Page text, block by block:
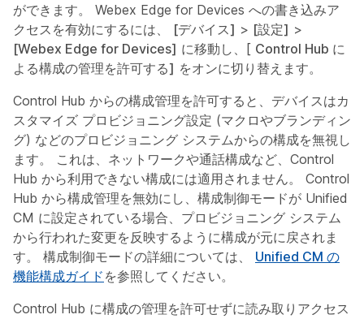
ができます。 Webex Edge for Devices への書き込みア
クセスを有効にするには、 [デバイス] > [設定] >
[Webex Edge for Devices] に移動し、[ Control Hub に
よる構成の管理を許可する] をオンに切り替えます。
Control Hub からの構成管理を許可すると、デバイスはカ
スタマイズ プロビジョニング設定 (マクロやブランディン
グ) などのプロビジョニング システムからの構成を無視し
ます。 これは、ネットワークや通話構成など、Control
Hub から利用できない構成には適用されません。 Control
Hub から構成管理を無効にし、構成制御モードが Unified
CM に設定されている場合、プロビジョニング システム
から行われた変更を反映するように構成が元に戻されま
す。 構成制御モードの詳細については、 Unified CM の
機能構成ガイド を参照してください。
Control Hub に構成の管理を許可せずに読み取りアクセス